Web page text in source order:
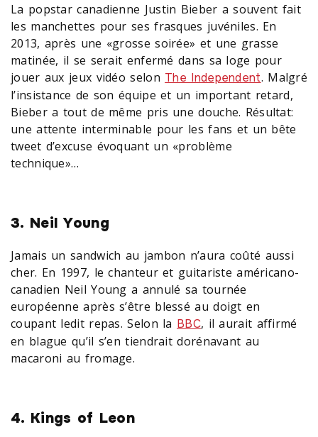
La popstar canadienne Justin Bieber a souvent fait
les manchettes pour ses frasques juvéniles. En
2013, après une «grosse soirée» et une grasse
matinée, il se serait enfermé dans sa loge pour
jouer aux jeux vidéo selon The Independent. Malgré
l’insistance de son équipe et un important retard,
Bieber a tout de même pris une douche. Résultat:
une attente interminable pour les fans et un bête
tweet d’excuse évoquant un «problème
technique»…
3. Neil Young
Jamais un sandwich au jambon n’aura coûté aussi
cher. En 1997, le chanteur et guitariste américano-
canadien Neil Young a annulé sa tournée
européenne après s’être blessé au doigt en
coupant ledit repas. Selon la BBC, il aurait affirmé
en blague qu’il s’en tiendrait dorénavant au
macaroni au fromage.
4. Kings of Leon